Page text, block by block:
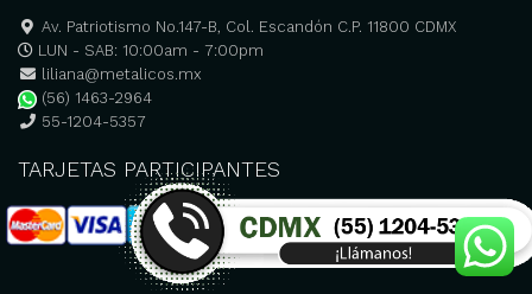
Av. Patriotismo No.147-B, Col. Escandón C.P. 11800 CDMX
LUN - SAB: 10:00am - 7:00pm
liliana@metalicos.mx
(56) 1463-2964
55-1204-5357
TARJETAS PARTICIPANTES